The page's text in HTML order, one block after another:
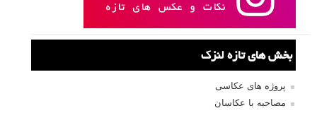
بخش های تازه لنزک
پروژه های عکاسی
مصاحبه با عکاسان